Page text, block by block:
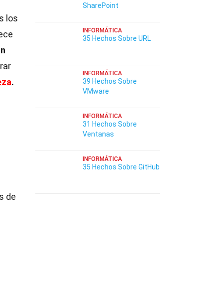
los
.
de
SharePoint
INFORMÁTICA
35 Hechos Sobre URL
INFORMÁTICA
39 Hechos Sobre
VMware
INFORMÁTICA
31 Hechos Sobre
Ventanas
INFORMÁTICA
35 Hechos Sobre GitHub